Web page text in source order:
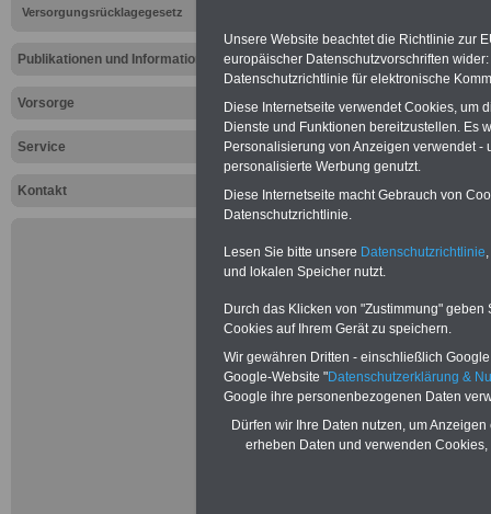
Versorgungsrücklagegesetz
Publikationen und Informationen
Vorsorge
Service
Kontakt
Hinweise
Unsere Website beachtet die Richtlinie zur
europäischer Datenschutzvorschriften
Datenschutzrichtlinie für elektronische
Diese Internetseite verwendet Cookies, um
Dienste und Funktionen bereitzustellen. Es
Personalisierung von Anzeigen verwendet
personalisierte Werbung genutzt.
Diese Internetseite macht Gebrauch von
Datenschutzrichtlinie.
Lesen Sie bitte unsere Datenschutzrichtlinie
und lokalen Speicher nutzt.
Durch das Klicken von "Zustimmung"
Cookies auf Ihrem Gerät zu speichern.
Wir gewähren Dritten - einschließlich
Google-Website "Datenschutzerklärung &
Google ihre personenbezogenen Daten
Dürfen wir Ihre Daten nutzen, um
erheben Daten und verwenden